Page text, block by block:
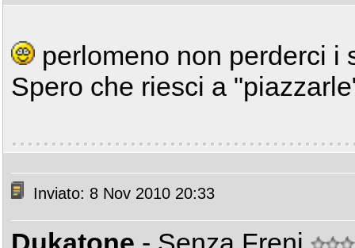
perlomeno non perderci i
Spero che riesci a
Inviato: 8 Nov 2010 20:33